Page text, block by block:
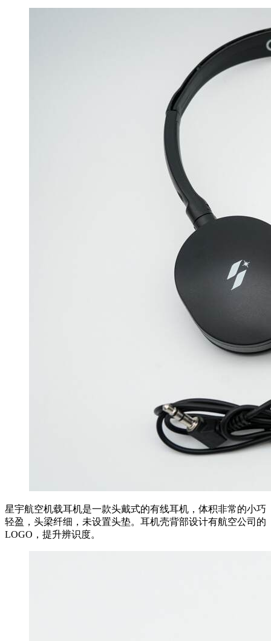
星宇航空机载耳机是一款头戴式的有线耳机，体积非常的小巧
轻盈，头梁纤细，未设置头垫。耳机壳背部设计有航空公司的
LOGO，提升辨识度。